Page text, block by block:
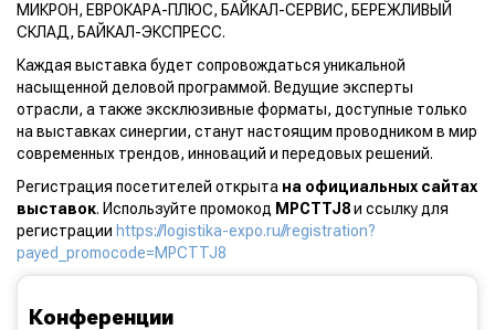
МИКРОН, ЕВРОКАРА-ПЛЮС, БАЙКАЛ-СЕРВИС, БЕРЕЖЛИВЫЙ
СКЛАД, БАЙКАЛ-ЭКСПРЕСС.
Каждая выставка будет сопровождаться уникальной
насыщенной деловой программой. Ведущие эксперты
отрасли, а также эксклюзивные форматы, доступные только
на выставках синергии, станут настоящим проводником в мир
современных трендов, инноваций и передовых решений.
Регистрация посетителей открыта на официальных сайтах
выставок. Используйте промокод MPCTTJ8и ссылку для
регистрации https://logistika-expo.ru//registration?
payed_promocode=MPCTTJ8
Конференции